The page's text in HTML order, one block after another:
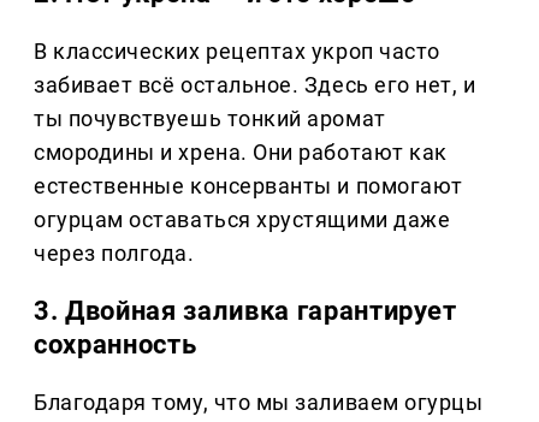
В классических рецептах укроп часто
забивает всё остальное. Здесь его нет, и
ты почувствуешь тонкий аромат
смородины и хрена. Они работают как
естественные консерванты и помогают
огурцам оставаться хрустящими даже
через полгода.
3. Двойная заливка гарантирует
сохранность
Благодаря тому, что мы заливаем огурцы